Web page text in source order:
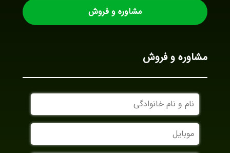
مشاوره و فروش
مشاوره و فروش
نام
و
نام
خانوادگی
موبایل